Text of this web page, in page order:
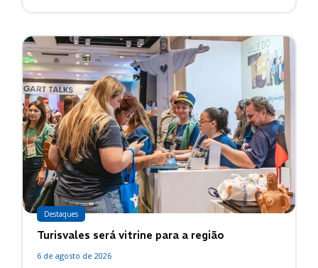
Destaques
Turisvales será vitrine para a região
6 de agosto de 2026